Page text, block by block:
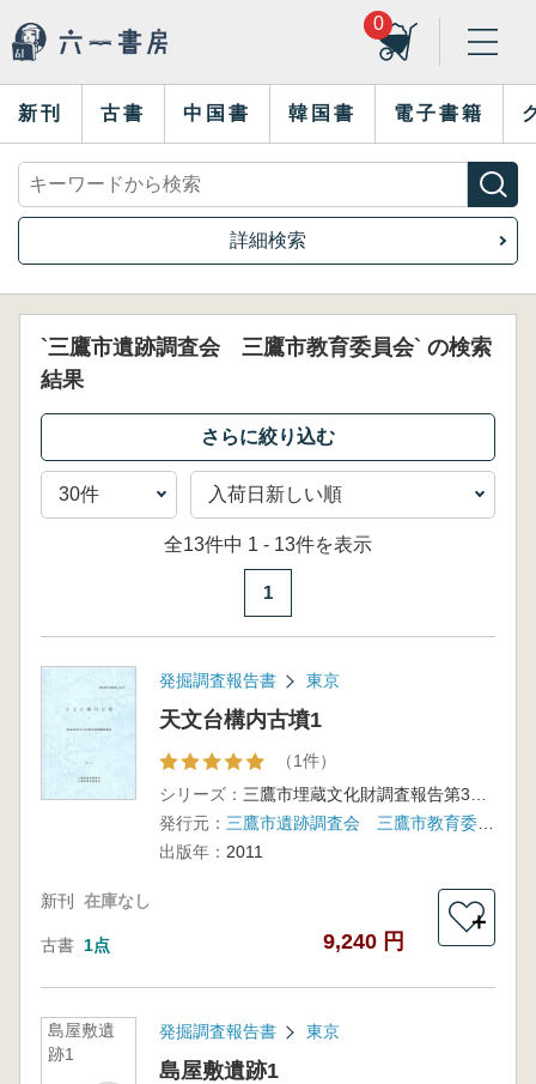
0
新刊 古書 中国書 韓国書 電子書籍
詳細検索
`三鷹市遺跡調査会 三鷹市教育委員会` の検索
結果
全13件中 1 - 13件を表示
1
発掘調査報告書 東京
天文台構内古墳1
（1件）
シリーズ：
発行元：
三鷹市遺跡調査会 三鷹市教育委員会
出版年： 2011
新刊 在庫なし
古書 1点 9,240 円
＋
島屋敷遺
跡1
発掘調査報告書 東京
島屋敷遺跡1